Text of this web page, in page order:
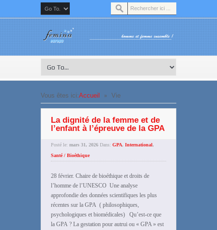
Vous êtes ici:Accueil » Vie
La dignité de la femme et de
l’enfant à l’épreuve de la GPA
Posté le: mars 31, 2026 Dans: GPA, International,
Santé / Bioéthique
28 février. Chaire de bioéthique et droits de
l’homme de l’UNESCO Une analyse
approfondie des données scientifiques les plus
récentes sur la GPA ( philosophiques,
psychologiques et biomédicales) Qu’est-ce que
la GPA ? La gestation pour autrui ou « GPA » est